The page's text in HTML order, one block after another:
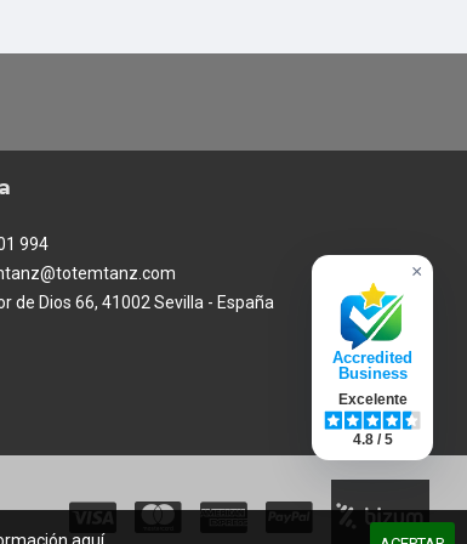
994
de Dios 66, 41002 Sevilla - España
×
Accredited
Business
Excelente
4.8 / 5